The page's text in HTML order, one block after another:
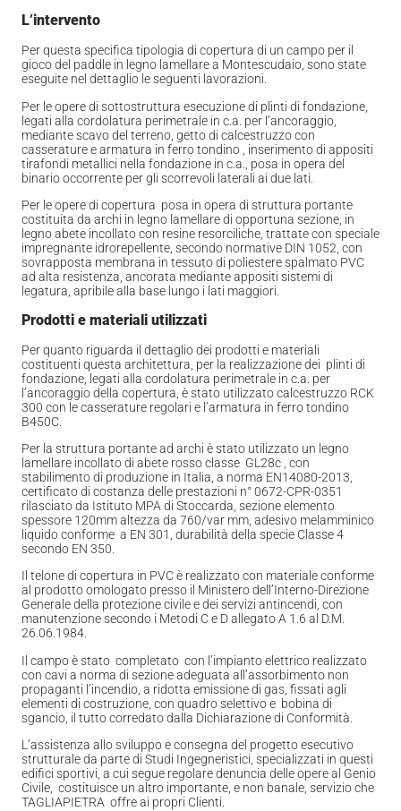
L’intervento
Per questa specifica tipologia di copertura di un campo per il
gioco del paddle in legno lamellare a Montescudaio, sono state
eseguite nel dettaglio le seguenti lavorazioni.
Per le opere di sottostruttura esecuzione di plinti di fondazione,
legati alla cordolatura perimetrale in c.a. per l’ancoraggio,
mediante scavo del terreno, getto di calcestruzzo con
casserature e armatura in ferro tondino , inserimento di appositi
tirafondi metallici nella fondazione in c.a., posa in opera del
binario occorrente per gli scorrevoli laterali ai due lati.
Per le opere di copertura posa in opera di struttura portante
costituita da archi in legno lamellare di opportuna sezione, in
legno abete incollato con resine resorciliche, trattate con speciale
impregnante idrorepellente, secondo normative DIN 1052, con
sovrapposta membrana in tessuto di poliestere spalmato PVC
ad alta resistenza, ancorata mediante appositi sistemi di
legatura, apribile alla base lungo i lati maggiori.
Prodotti e materiali utilizzati
Per quanto riguarda il dettaglio dei prodotti e materiali
costituenti questa architettura, per la realizzazione dei plinti di
fondazione, legati alla cordolatura perimetrale in c.a. per
l’ancoraggio della copertura, è stato utilizzato calcestruzzo RCK
300 con le casserature regolari e l’armatura in ferro tondino
B450C.
Per la struttura portante ad archi è stato utilizzato un legno
lamellare incollato di abete rosso classe GL28c , con
stabilimento di produzione in Italia, a norma EN14080-2013,
certificato di costanza delle prestazioni n° 0672-CPR-0351
rilasciato da Istituto MPA di Stoccarda, sezione elemento
spessore 120mm altezza da 760/var mm, adesivo melamminico
liquido conforme a EN 301, durabilità della specie Classe 4
secondo EN 350.
Il telone di copertura in PVC è realizzato con materiale conforme
al prodotto omologato presso il Ministero dell’Interno-Direzione
Generale della protezione civile e dei servizi antincendi, con
manutenzione secondo i Metodi C e D allegato A 1.6 al D.M.
26.06.1984.
Il campo è stato completato con l’impianto elettrico realizzato
con cavi a norma di sezione adeguata all’assorbimento non
propaganti l’incendio, a ridotta emissione di gas, fissati agli
elementi di costruzione, con quadro selettivo e bobina di
sgancio, il tutto corredato dalla Dichiarazione di Conformità.
L’assistenza allo sviluppo e consegna del progetto esecutivo
strutturale da parte di Studi Ingegneristici, specializzati in questi
edifici sportivi, a cui segue regolare denuncia delle opere al Genio
Civile, costituisce un altro importante, e non banale, servizio che
TAGLIAPIETRA offre ai propri Clienti.